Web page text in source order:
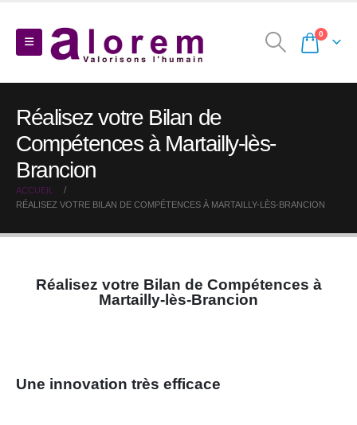
0
Réalisez votre Bilan de
Compétences à Martailly-lès-
Brancion
ACCUEIL
RÉALISEZ VOTRE BILAN DE COMPÉTENCES À MARTAILLY-LÈS-BRANCION
Réalisez votre Bilan de Compétences à
Martailly-lès-Brancion
Une innovation très efficace